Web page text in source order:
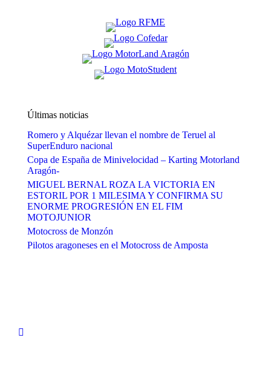
Últimas noticias
Romero y Alquézar llevan el nombre de Teruel al
SuperEnduro nacional
Copa de España de Minivelocidad – Karting Motorland
Aragón-
MIGUEL BERNAL ROZA LA VICTORIA EN
ESTORIL POR 1 MILESIMA Y CONFIRMA SU
ENORME PROGRESIÓN EN EL FIM
MOTOJUNIOR
Motocross de Monzón
Pilotos aragoneses en el Motocross de Amposta